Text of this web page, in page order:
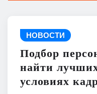
НОВОСТИ
Подбор
найти
условиях